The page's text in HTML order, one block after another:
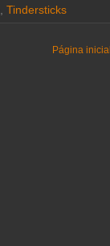
, Tindersticks
Página